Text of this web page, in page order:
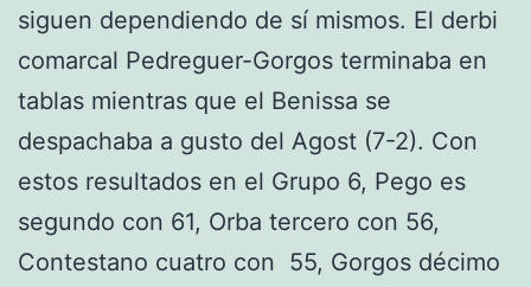
siguen dependiendo de sí mismos. El derbi
comarcal Pedreguer-Gorgos terminaba en
tablas mientras que el Benissa se
despachaba a gusto del Agost (7-2). Con
estos resultados en el Grupo 6, Pego es
segundo con 61, Orba tercero con 56,
Contestano cuatro con 55, Gorgos décimo